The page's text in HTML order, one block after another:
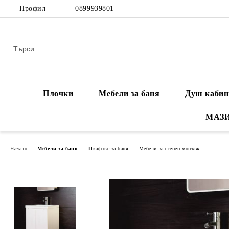
Профил 0899939801
Плочки Мебели за баня Душ
Начало Мебели за баня Шкафове за баня Мебели за стенен монтаж